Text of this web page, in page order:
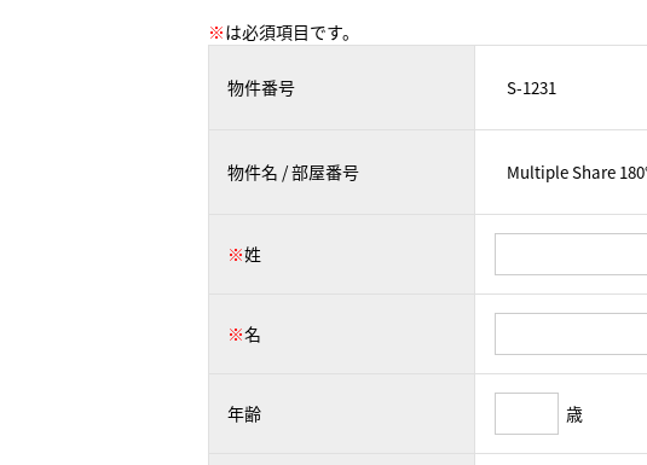
※は必須項目です。
物件番号
物件名 / 部屋番号
※姓
※名
年齢 歳